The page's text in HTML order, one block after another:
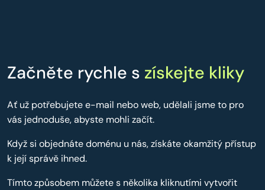
Začněte rychle s získejte kliky
Ať už potřebujete e-mail nebo web, udělali jsme to pro
vás jednoduše, abyste mohli začít.
Když si objednáte doménu u nás, získáte okamžitý přístup
k její správě ihned.
Tímto způsobem můžete s několika kliknutími vytvořit